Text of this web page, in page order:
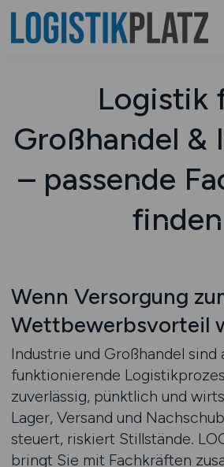
Logistik
Großhandel &
– passende
finden
Wenn Versorgung
Wettbewerbsvorteil
Industrie und Großhandel sind
funktionierende
zuverlässig, pünktlich und
Lager, Versand und
steuert, riskiert Stillstände.
bringt Sie mit Fachkräften